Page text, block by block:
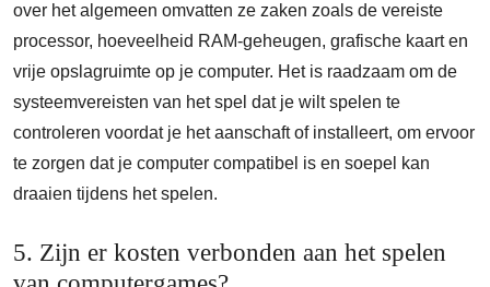
over het algemeen omvatten ze zaken zoals de vereiste
processor, hoeveelheid RAM-geheugen, grafische kaart en
vrije opslagruimte op je computer. Het is raadzaam om de
systeemvereisten van het spel dat je wilt spelen te
controleren voordat je het aanschaft of installeert, om ervoor
te zorgen dat je computer compatibel is en soepel kan
draaien tijdens het spelen.
5. Zijn er kosten verbonden aan het spelen